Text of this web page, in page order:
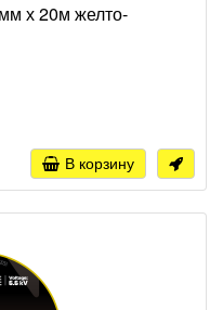
х 20м желто-
В корзину